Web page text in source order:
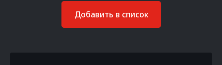
Добавить в список